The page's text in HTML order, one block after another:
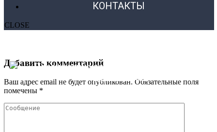
КОНТАКТЫ
CLOSE
Добавить комментарий
Ваш адрес email не будет опубликован. Обязательные поля
помечены *